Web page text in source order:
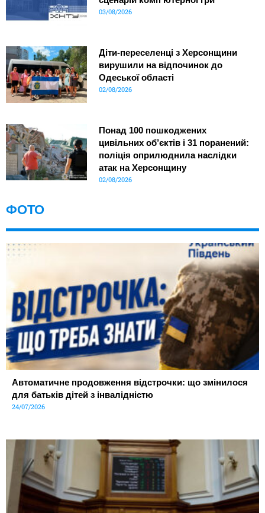
03/08/2026
Діти-переселенці з Херсонщини
вирушили на відпочинок до
Одеської області
02/08/2026
Понад 100 пошкоджених
цивільних об’єктів і 31 поранений:
поліція оприлюднила наслідки
атак на Херсонщину
02/08/2026
ФОТО
Автоматичне продовження відстрочки: що змінилося
для батьків дітей з інвалідністю
24/07/2026